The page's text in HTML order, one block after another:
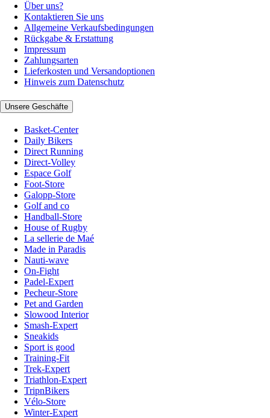
Über uns?
Kontaktieren Sie uns
Allgemeine Verkaufsbedingungen
Rückgabe & Erstattung
Impressum
Zahlungsarten
Lieferkosten und Versandoptionen
Hinweis zum Datenschutz
Unsere Geschäfte
Basket-Center
Daily Bikers
Direct Running
Direct-Volley
Espace Golf
Foot-Store
Galopp-Store
Golf and co
Handball-Store
House of Rugby
La sellerie de Maé
Made in Paradis
Nauti-wave
On-Fight
Padel-Expert
Pecheur-Store
Pet and Garden
Slowood Interior
Smash-Expert
Sneakids
Sport is good
Training-Fit
Trek-Expert
Triathlon-Expert
TripnBikers
Vélo-Store
Winter-Expert